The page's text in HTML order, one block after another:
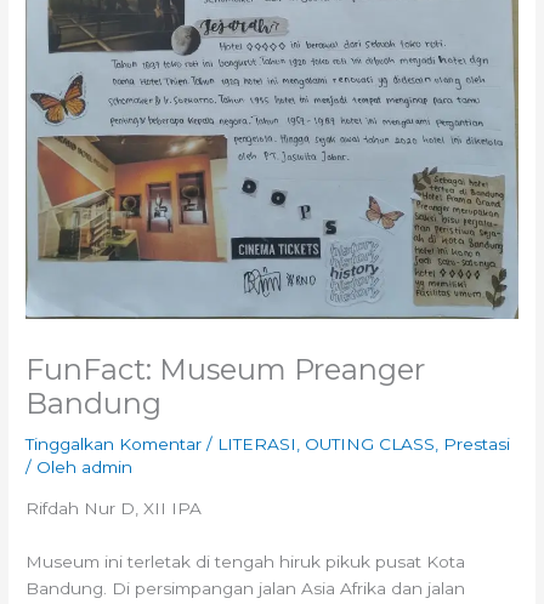
FunFact: Museum Preanger
Bandung
Tinggalkan Komentar / LITERASI OUTING CLASS
Prestasi
/ Oleh admin
Rifdah Nur D, XII IPA
Museum ini terletak di tengah hiruk pikuk pusat Kota
Bandung. Di persimpangan jalan Asia Afrika dan jalan